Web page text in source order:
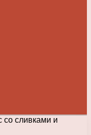
со сливками и